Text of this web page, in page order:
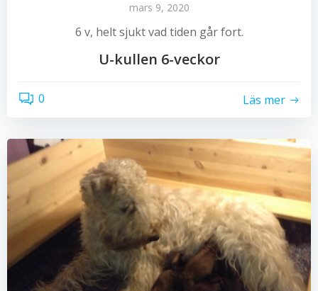
mars 9, 2020
6 v, helt sjukt vad tiden går fort.
U-kullen 6-veckor
0 Läs mer